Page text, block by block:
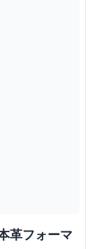
革フォーマ